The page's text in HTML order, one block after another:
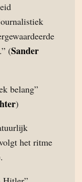
(Sander
belang”
)
het ritme